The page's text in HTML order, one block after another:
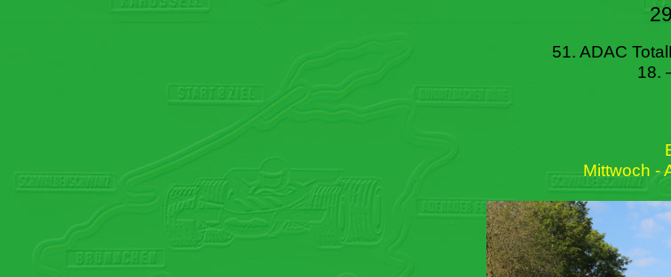
51. ADAC
18.
Mittwoch -